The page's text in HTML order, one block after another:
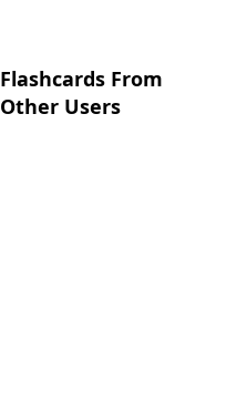
Flashcards From
Other Users